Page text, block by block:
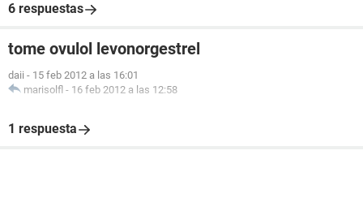
6 respuestas
tome ovulol levonorgestrel
daii - 15 feb 2012 a las 16:01
marisolfl - 16 feb 2012 a las 12:58
1 respuesta